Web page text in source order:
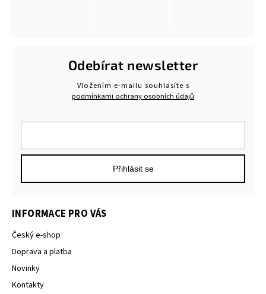
INFORMACE PRO VÁS
Český e-shop
Doprava a platba
Novinky
Kontakty
Odebírat newsletter
Vložením e-mailu souhlasíte s
podmínkami ochrany osobních údajů
Přihlásit se